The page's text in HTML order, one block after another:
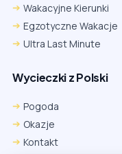
Wakacyjne Kierunki
Egzotyczne Wakacje
Ultra Last Minute
Wycieczki z Polski
Pogoda
Okazje
Kontakt